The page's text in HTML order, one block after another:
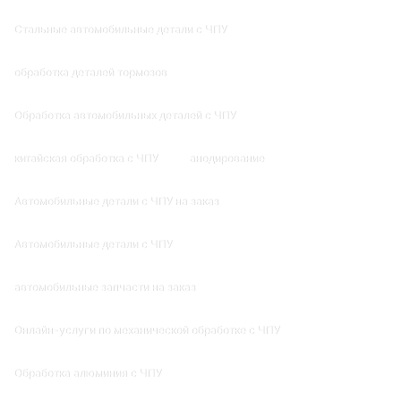
Стальные автомобильные детали с ЧПУ
обработка деталей тормозов
Обработка автомобильных деталей с ЧПУ
китайская обработка с ЧПУ анодирование
Автомобильные детали с ЧПУ на заказ
Автомобильные детали с ЧПУ
автомобильные запчасти на заказ
Онлайн-услуги по механической обработке с ЧПУ
Обработка алюминия с ЧПУ